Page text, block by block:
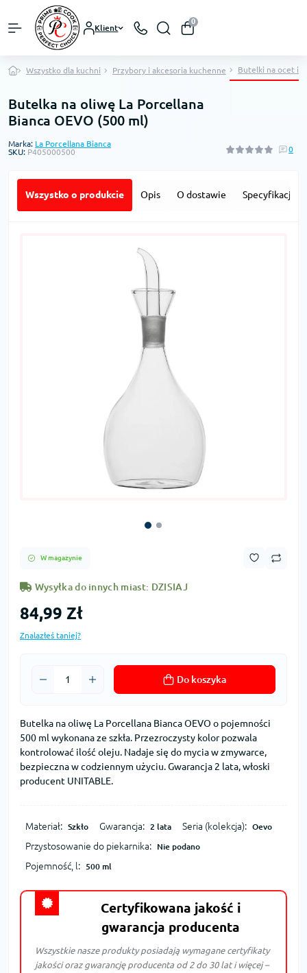
Klient
0
Wszystko dla kuchni Przybory i akcesoria kuchenne Butelki na ocet i
Butelka na oliwę La Porcellana
Bianca OEVO (500 ml)
Marka: La Porcellana Bianca
SKU: P405000500 0
Wszystko o produkcie Opis O dostawie Specyfikacja
W magazynie
Wysyłka do innych miast: DZISIAJ
84,99 Zł
Znalazłeś taniej?
Do koszyka
Butelka na oliwę La Porcellana Bianca OEVO o pojemności
500 ml wykonana ze szkła. Przezroczysty kolor pozwala
kontrolować ilość oleju. Nadaje się do mycia w zmywarce,
bezpieczna w codziennym użyciu. Gwarancja 2 lata, włoski
producent UNITABLE.
Materiał: Szkło Gwarancja: 2 lata Seria (kolekcja): Oevo
Przystosowanie do piekarnika: Nie podano
Pojemność, l: 500 ml
Certyfikowana jakość i
gwarancja producenta
Wszystkie nasze produkty posiadają wymagane certyfikaty
jakości oraz gwarancję producenta od 2 do 30 lat i więcej –